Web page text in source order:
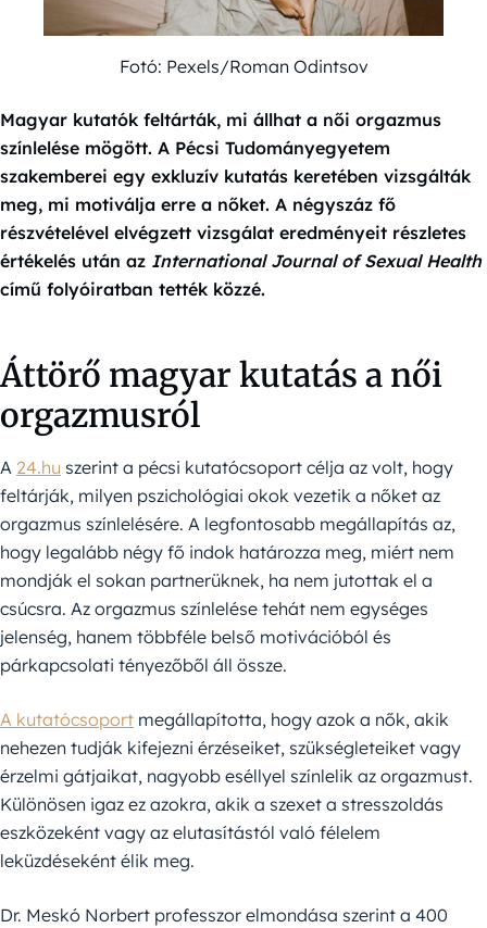
Fotó: Pexels/Roman Odintsov
Magyar kutatók feltárták, mi állhat a női orgazmus
színlelése mögött. A Pécsi Tudományegyetem
szakemberei egy exkluzív kutatás keretében vizsgálták
meg, mi motiválja erre a nőket. A négyszáz fő
részvételével elvégzett vizsgálat eredményeit részletes
értékelés után az International Journal of Sexual Health
című folyóiratban tették közzé.
Áttörő magyar kutatás a női
orgazmusról
A 24.hu szerint a pécsi kutatócsoport célja az volt, hogy
feltárják, milyen pszichológiai okok vezetik a nőket az
orgazmus színlelésére. A legfontosabb megállapítás az,
hogy legalább négy fő indok határozza meg, miért nem
mondják el sokan partnerüknek, ha nem jutottak el a
csúcsra. Az orgazmus színlelése tehát nem egységes
jelenség, hanem többféle belső motivációból és
párkapcsolati tényezőből áll össze.
A kutatócsoport megállapította, hogy azok a nők, akik
nehezen tudják kifejezni érzéseiket, szükségleteiket vagy
érzelmi gátjaikat, nagyobb eséllyel színlelik az orgazmust.
Különösen igaz ez azokra, akik a szexet a stresszoldás
eszközeként vagy az elutasítástól való félelem
leküzdéseként élik meg.
Dr. Meskó Norbert professzor elmondása szerint a 400